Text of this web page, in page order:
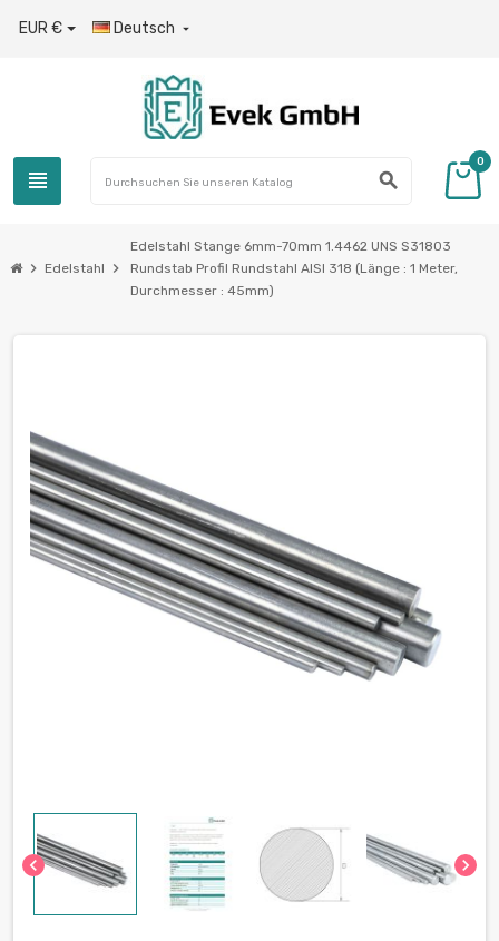
EUR € Deutsch 
view_headline search
0
chevron_right Edelstahl chevron_right
Edelstahl Stange 6mm-70mm 1.4462 UNS S31803
Rundstab Profil Rundstahl AISI 318 (Länge : 1 Meter,
Durchmesser : 45mm)
chevron_left chevron_right